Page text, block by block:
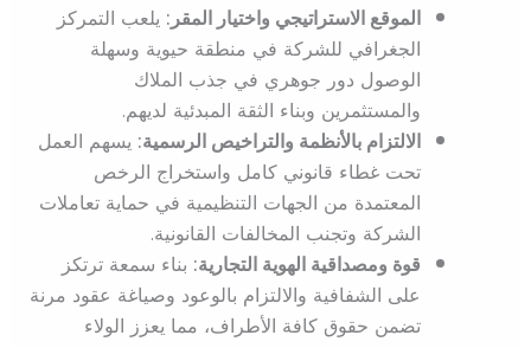
الموقع الاستراتيجي واختيار المقر:يلعب التمركز
الجغرافي للشركة في منطقة حيوية وسهلة
الوصول دور جوهري في جذب الملاك
والمستثمرين وبناء الثقة المبدئية لديهم.
الالتزام بالأنظمة والتراخيص الرسمية:يسهم العمل
تحت غطاء قانوني كامل واستخراج الرخص
المعتمدة من الجهات التنظيمية في حماية تعاملات
الشركة وتجنب المخالفات القانونية.
قوة ومصداقية الهوية التجارية:بناء سمعة ترتكز
على الشفافية والالتزام بالوعود وصياغة عقود مرنة
تضمن حقوق كافة الأطراف، مما يعزز الولاء